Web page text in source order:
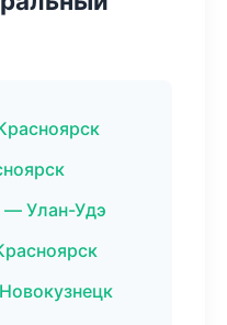
— Улан-Удэ